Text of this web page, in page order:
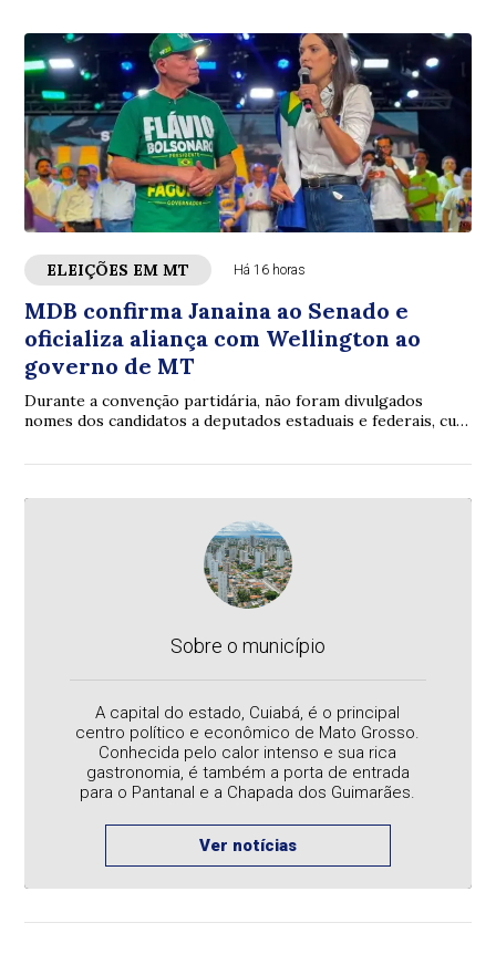
ELEIÇÕES EM MT Há 16 horas
MDB confirma Janaina ao Senado e
oficializa aliança com Wellington ao
governo de MT
Durante a convenção partidária, não foram divulgados
nomes dos candidatos a deputados estaduais e federais, cuja
Sobre o município
A capital do estado, Cuiabá, é o principal
centro político e econômico de Mato Grosso.
Conhecida pelo calor intenso e sua rica
gastronomia, é também a porta de entrada
para o Pantanal e a Chapada dos Guimarães.
Ver notícias